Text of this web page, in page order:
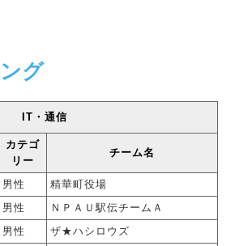
グ
IT・通信
カテゴ
リー
チーム名
男性
精華町役場
男性
ＮＰＡＵ駅伝チームＡ
男性 ザ★ハシロウズ